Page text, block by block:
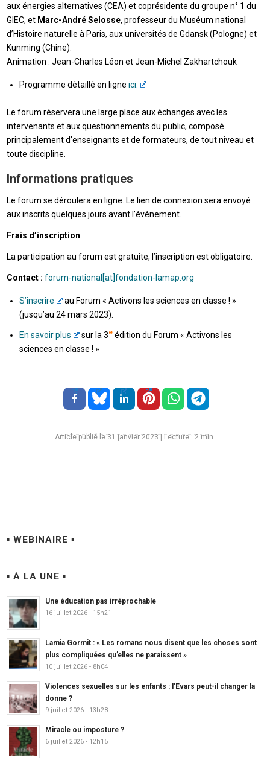
aux énergies alternatives (CEA) et coprésidente du groupe n° 1 du
GIEC, et Marc-André Selosse, professeur du Muséum national
d’Histoire naturelle à Paris, aux universités de Gdansk (Pologne) et
Kunming (Chine).
Animation : Jean-Charles Léon et Jean-Michel Zakhartchouk
Programme détaillé en ligneici.
Le forum réservera une large place aux échanges avec les
intervenants et aux questionnements du public, composé
principalement d’enseignants et de formateurs, de tout niveau et
toute discipline.
Informations pratiques
Le forum se déroulera en ligne. Le lien de connexion sera envoyé
aux inscrits quelques jours avant l’événement.
Frais d’inscription
La participation au forum est gratuite, l’inscription est obligatoire.
Contact :forum-national[at]fondation-lamap.org
S’inscrire
au Forum « Activons les sciences en classe ! »
(jusqu’au 24 mars 2023).
En savoir plus sur la 3e édition du Forum « Activons les
sciences en classe ! »
Article publié le 31 janvier 2023|Lecture : 2 min.
▪ WEBINAIRE ▪
▪ À LA UNE ▪
Une éducation pas irréprochable
16 juillet 2026 - 15h21
Lamia Gormit : « Les romans nous disent que les choses sont
plus compliquées qu’elles ne paraissent »
10 juillet 2026 - 8h04
Violences sexuelles sur les enfants : l’Evars peut-il changer la
donne ?
9 juillet 2026 - 13h28
Miracle ou imposture ?
6 juillet 2026 - 12h15